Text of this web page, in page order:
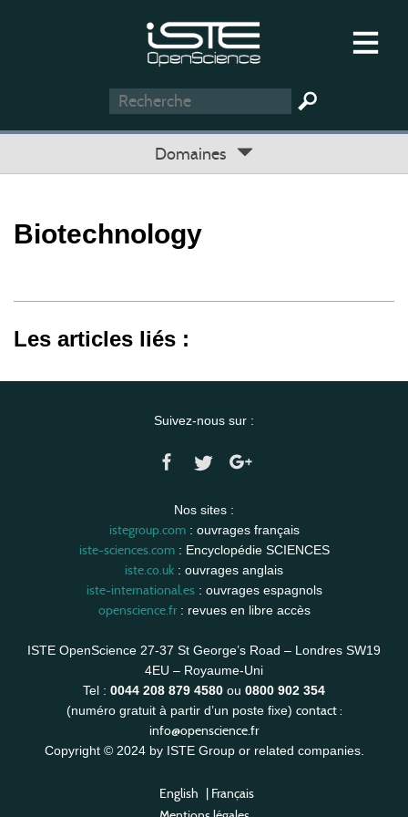
Domaines
Biotechnology
Les articles liés :
Suivez-nous sur :
Nos sites :
istegroup.com: ouvrages français
iste-sciences.com: Encyclopédie SCIENCES
iste.co.uk : ouvrages anglais
iste-international.es: ouvrages espagnols
openscience.fr: revues en libre accès
ISTE OpenScience 27-37 St George’s Road – Londres SW19
4EU – Royaume-Uni
Tel : 0044 208 879 4580 ou 0800 902 354
(numéro gratuit à partir d’un poste fixe) contact :
info@openscience.fr
Copyright © 2024 by ISTE Group or related companies.
English | Français